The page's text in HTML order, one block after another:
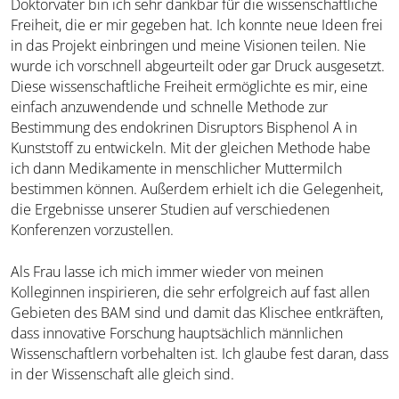
Doktorvater bin ich sehr dankbar für die wissenschaftliche
Freiheit, die er mir gegeben hat. Ich konnte neue Ideen frei
in das Projekt einbringen und meine Visionen teilen. Nie
wurde ich vorschnell abgeurteilt oder gar Druck ausgesetzt.
Diese wissenschaftliche Freiheit ermöglichte es mir, eine
einfach anzuwendende und schnelle Methode zur
Bestimmung des endokrinen Disruptors Bisphenol A in
Kunststoff zu entwickeln. Mit der gleichen Methode habe
ich dann Medikamente in menschlicher Muttermilch
bestimmen können. Außerdem erhielt ich die Gelegenheit,
die Ergebnisse unserer Studien auf verschiedenen
Konferenzen vorzustellen.
Als Frau lasse ich mich immer wieder von meinen
Kolleginnen inspirieren, die sehr erfolgreich auf fast allen
Gebieten des BAM sind und damit das Klischee entkräften,
dass innovative Forschung hauptsächlich männlichen
Wissenschaftlern vorbehalten ist. Ich glaube fest daran, dass
in der Wissenschaft alle gleich sind.